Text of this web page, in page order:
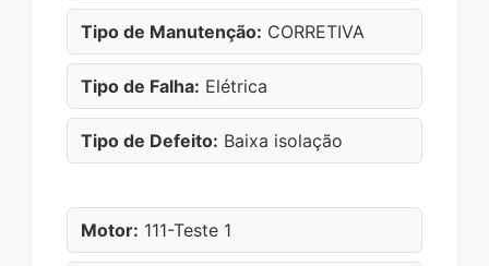
Tipo de Manutenção: CORRETIVA
Tipo de Falha: Elétrica
Tipo de Defeito: Baixa isolação
Motor: 111-Teste 1